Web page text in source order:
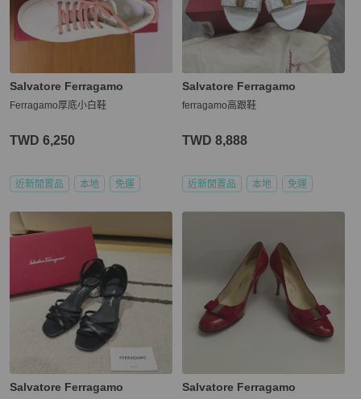
Salvatore Ferragamo
Ferragamo厚底小白鞋
TWD 6,250
近新閒置品 本地 免運
Salvatore Ferragamo
ferragamo高跟鞋
TWD 8,888
近新閒置品 本地 免運
Salvatore Ferragamo Salvatore Ferragamo